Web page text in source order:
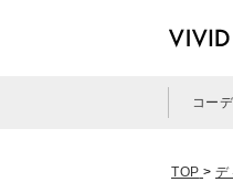
コー
TOP > デ